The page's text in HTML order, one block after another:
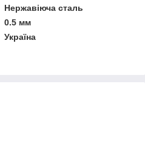
Нержавіюча сталь
0.5 мм
Україна